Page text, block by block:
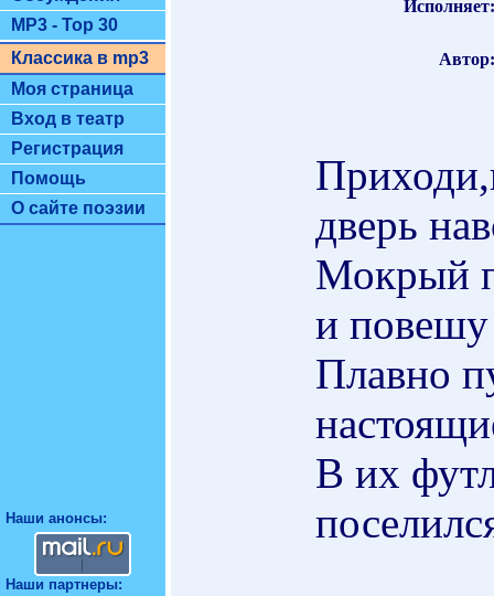
MP3 - Top 30
Классика в mp3
Моя страница
Вход в театр
Регистрация
Помощь
О сайте поэзии
Наши анонсы:
Наши партнеры:
Исполняет:
Автор:
дверь
Мокрый
и
Плавно
В их